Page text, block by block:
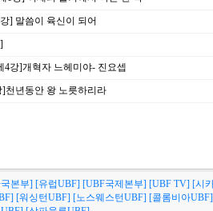
] 말씀이 육신이 되어
4강]개혁자 느헤미야- 진요셉
]천년동안 왕 노릇하리라
본부] [유럽UBF] [UBF국제본부] [UBF TV] [시
[워싱턴UBF] [노스웨스턴UBF] [콜롬비아UBF]